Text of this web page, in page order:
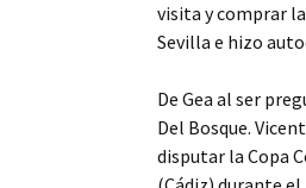
visita y comprar
Sevilla e hizo
De Gea al ser
Del Bosque.
disputar la Copa